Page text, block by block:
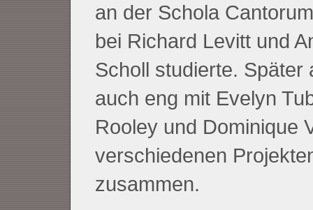
an der Schola
bei Richard Levitt und
Scholl studierte. Später
auch eng mit Evelyn
Rooley und Dominique
verschiedenen
zusammen.